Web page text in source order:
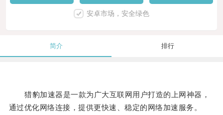
安卓市场，安全绿色
简介 排行
猎豹加速器是一款为广大互联网用户打造的上网神器，
通过优化网络连接，提供更快速、稳定的网络加速服务。